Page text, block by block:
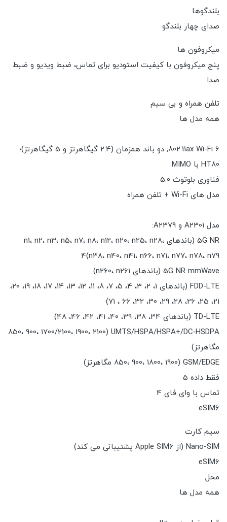
بلندگوها
صدای چهار بلندگو
میکروفون ها
پنج میکروفون با کیفیت استودیو برای تماس، ضبط ویدیو و ضبط
صدا
تلفن همراه و بی سیم
همه مدل ها
802.11ax Wi-Fi 6; دو باند همزمان (2.4 گیگاهرتز و 5 گیگاهرتز)؛
HT80 با MIMO
فناوری بلوتوث 5.0
مدل های Wi-Fi + تلفن همراه
مدل A2301 و A2379:
5G NR (باندهای n1، n2، n3، n5، n7، n8، n12، n20، n25، n28،
n38، n40، n41، n66، n71، n77، n78، n79)4
5G NR mmWave (باندهای n260، n261)
FDD-LTE (باندهای 1، 2، 3، 4، 5، 7، 8، 11، 12، 13، 14، 17، 18، 19، 20،
21، 25، 26، 28، 29، 30، 32، 66 ، 71)
TD-LTE (باندهای 34، 38، 39، 40، 41، 42، 46، 48)
UMTS/HSPA/HSPA+/DC‑HSDPA (850، 900، 1700/2100، 1900، 2100
مگاهرتز)
GSM/EDGE (850، 900، 1800، 1900 مگاهرتز)
فقط داده 5
تماس با وای فای 4
eSIM6
سیم کارت
Nano-SIM (از Apple SIM6 پشتیبانی می کند)
eSIM6
محل
همه مدل ها